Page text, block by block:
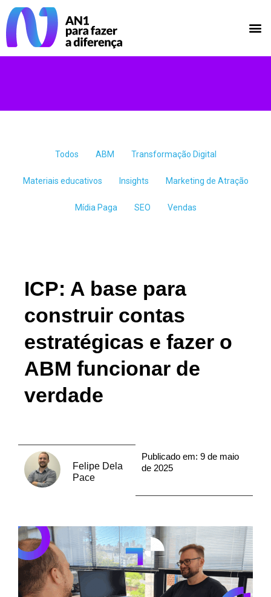
Todos ABM Transformação Digital
Materiais educativos Insights Marketing de Atração
Mídia Paga SEO Vendas
ICP: A base para
construir contas
estratégicas e fazer o
ABM funcionar de
verdade
Felipe Dela
Pace
Publicado em: 9 de maio
de 2025